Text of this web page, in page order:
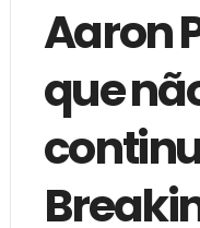
Aaron
que